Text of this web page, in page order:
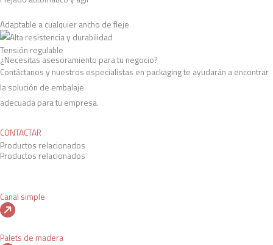
Adaptable a cualquier ancho de fleje
Tensión regulable
¿Necesitas asesoramiento para tu negocio?
Contáctanos y nuestros especialistas en packaging te ayudarán a encontrar
la solución de embalaje
adecuada para tu empresa.
CONTACTAR
Productos relacionados
Productos relacionados
Canal simple
Palets de madera